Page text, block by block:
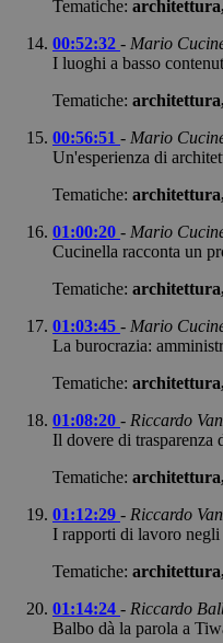
Tematiche:
00:52:32 - Mario
I luoghi a basso
Tematiche:
00:56:51 - Mario
Un'esperienza di
Tematiche:
01:00:20 - Mario
Cucinella racconta un
Tematiche:
01:03:45 - Mario
La burocrazia:
Tematiche:
01:08:20 - Riccardo
Il dovere di trasparenza
Tematiche:
01:12:29 - Riccardo
I rapporti di lavoro negli
Tematiche:
01:14:24 - Riccardo
Balbo dà la parola a